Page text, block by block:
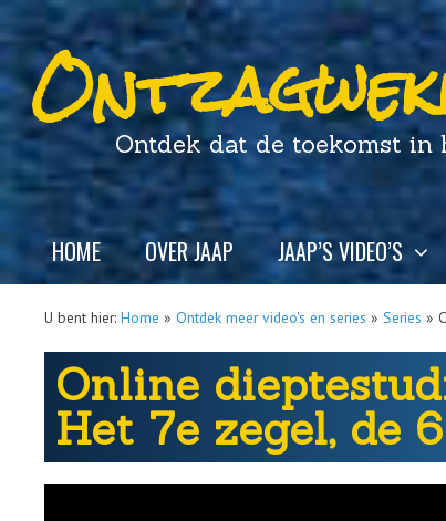
Ontdek dat de toekomst in
HOME OVER JAAP JAAP’S VIDEO’S
U bent hier: Home » Ontdek meer video's en series » Series »
Online
Het 7e zegel, de